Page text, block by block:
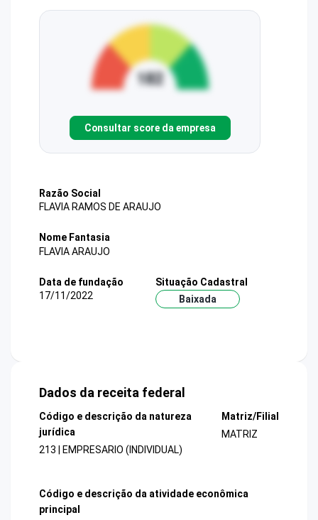
Consultar score da empresa
Razão Social
FLAVIA RAMOS DE ARAUJO
Nome Fantasia
FLAVIA ARAUJO
Data de fundação
17/11/2022
Situação Cadastral
Baixada
Dados da receita federal
Código e descrição da natureza
jurídica
213 | EMPRESARIO (INDIVIDUAL)
Matriz/Filial
MATRIZ
Código e descrição da atividade econômica
principal